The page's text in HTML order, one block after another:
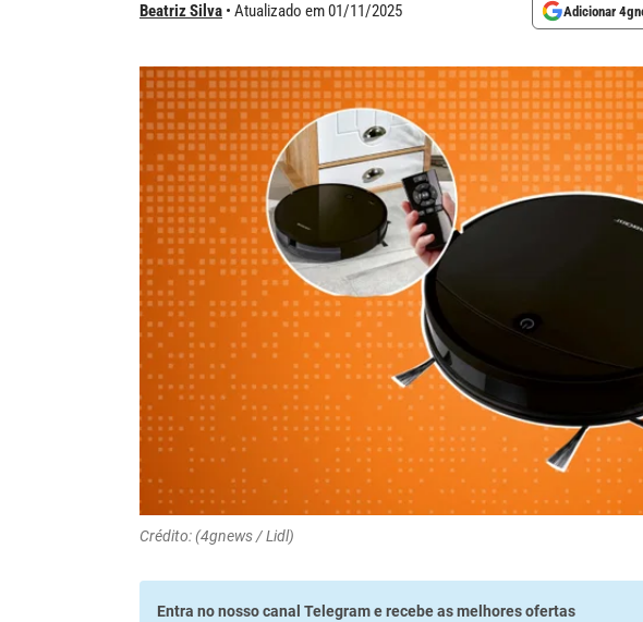
Beatriz Silva Atualizado em 01/11/2025 Adicionar
Crédito: (4gnews / Lidl)
Entra no nosso canal Telegrame recebe as melhores ofertas